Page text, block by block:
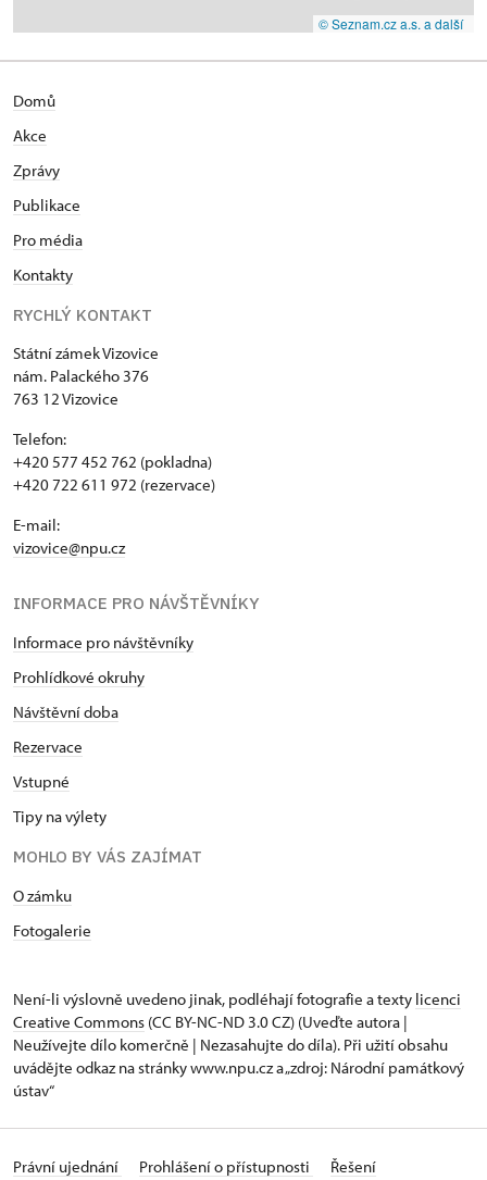
© Seznam.cz a.s. a další
Domů
Akce
Zprávy
Publikace
Pro média
Kontakty
RYCHLÝ KONTAKT
Státní zámek Vizovice
nám. Palackého 376
763 12 Vizovice
Telefon:
+420 577 452 762 (pokladna)
+420 722 611 972 (rezervace)
E-mail:
vizovice@npu.cz
INFORMACE PRO NÁVŠTĚVNÍKY
Informace pro návštěvníky
Prohlídkové okruhy
Návštěvní doba
Rezervace
Vstupné
Tipy na výlety
MOHLO BY VÁS ZAJÍMAT
O zámku
Fotogalerie
Není-li výslovně uvedeno jinak, podléhají fotografie a texty licenci
Creative Commons (CC BY-NC-ND 3.0 CZ) (Uveďte autora |
Neužívejte dílo komerčně | Nezasahujte do díla). Při užití obsahu
uvádějte odkaz na stránky www.npu.cz a „zdroj: Národní památkový
ústav“
Právní ujednání Prohlášení o přístupnosti
Řešení